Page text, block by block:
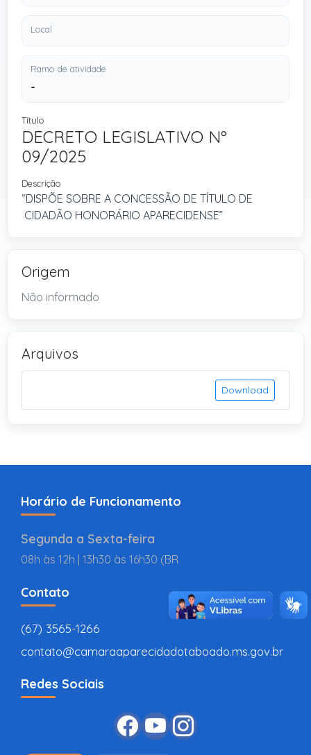
Local
Ramo de atividade
-
Título
DECRETO LEGISLATIVO Nº
09/2025
Descrição
“DISPÕE SOBRE A CONCESSÃO DE TÍTULO DE
CIDADÃO HONORÁRIO APARECIDENSE”
Origem
Não informado
Arquivos
Download
Horário de Funcionamento
Segunda a Sexta-feira
08h às 12h | 13h30 às 16h30 (BR
Contato
(67) 3565-1266
contato@camaraaparecidadotaboado.ms.gov.br
Redes Sociais